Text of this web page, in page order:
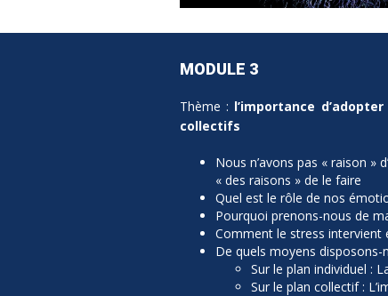
MODULE 3
Thème : l’importance
collectifs
Nous n’avons pas « raison »
« des raisons » de le faire
Quel est le rôle de nos
Pourquoi prenons-nous de
Comment le stress intervient
De quels moyens
Sur le plan individuel :
Sur le plan collectif :